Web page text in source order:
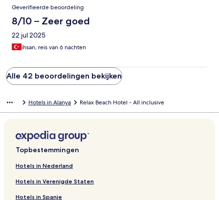
Geverifieerde beoordeling
8/10 – Zeer goed
22 jul 2025
ihsan, reis van 6 nachten
Alle 42 beoordelingen bekijken
Hotels in Alanya Relax Beach Hotel - All inclusive
Topbestemmingen
Hotels in Nederland
Hotels in Verenigde Staten
Hotels in Spanje